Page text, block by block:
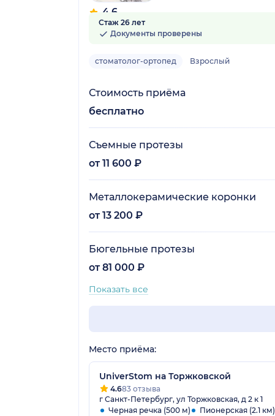
4.6
11 отзывов
Стаж 26 лет
Документы проверены
стоматолог-ортопед Взрослый
Стоимость приёма
бесплатно
Съемные протезы
от 11 600 ₽
Металлокерамические коронки
от 13 200 ₽
Бюгельные протезы
от 81 000 ₽
Показать все
Место приёма:
UniverStom на Торжковской
4.683 отзыва
г Санкт-Петербург, ул Торжковская, д 2 к 1
Черная речка (500 м)
Пионерская (2.1 км)